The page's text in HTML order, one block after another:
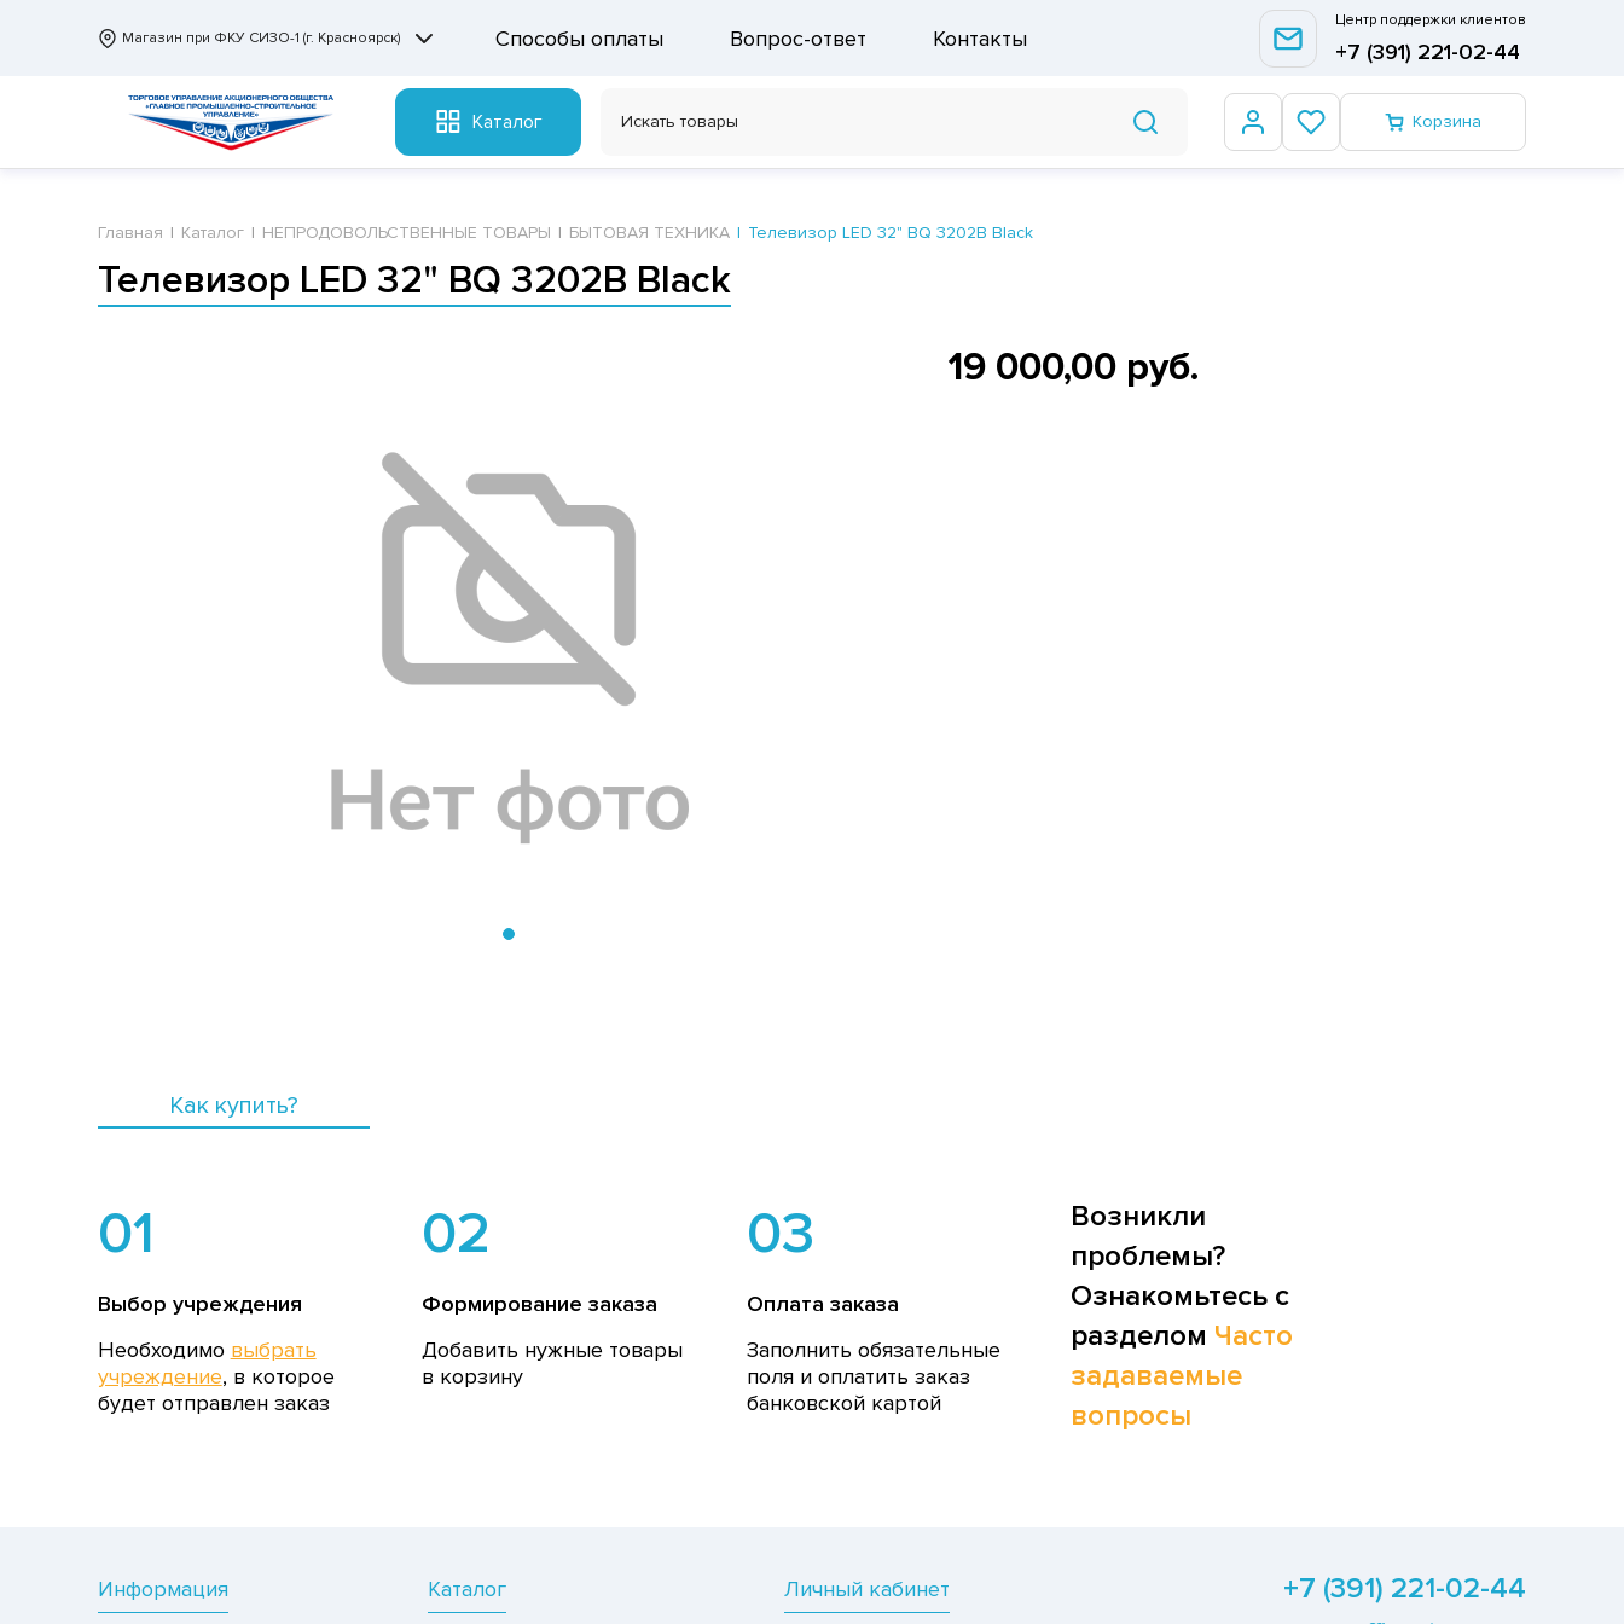
Магазин при ФКУ СИЗО-1 (г. Красноярск) Способы оплаты Вопрос-ответ Контакты
Центр поддержки клиентов
+7 (391) 221-02-44
Каталог Корзина
Главная Каталог НЕПРОДОВОЛЬСТВЕННЫЕ ТОВАРЫ БЫТОВАЯ ТЕХНИКА Телевизор LED 32" BQ 3202B Black
Телевизор LED 32" BQ 3202B Black
19 000,00 руб.
Как купить?
01
Выбор учреждения
Необходимо выбрать
учреждение, в которое
будет отправлен заказ
02
Формирование заказа
Добавить нужные товары
в корзину
03
Оплата заказа
Заполнить обязательные
поля и оплатить заказ
банковской картой
Возникли
проблемы?
Ознакомьтесь с
разделом Часто
задаваемые
вопросы
Информация Каталог Личный кабинет +7 (391) 221-02-44